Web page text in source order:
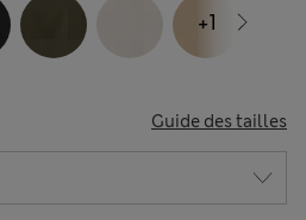
Guide des tailles
+1